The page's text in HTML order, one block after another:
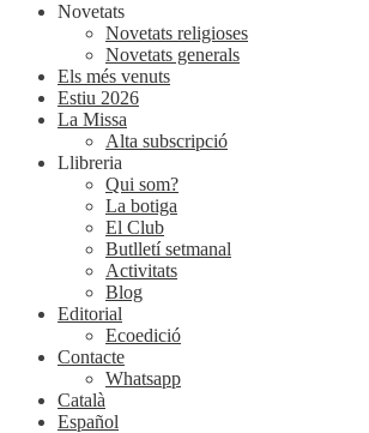
Novetats
Novetats religioses
Novetats generals
Els més venuts
Estiu 2026
La Missa
Alta subscripció
Llibreria
Qui som?
La botiga
El Club
Butlletí setmanal
Activitats
Blog
Editorial
Ecoedició
Contacte
Whatsapp
Català
Español